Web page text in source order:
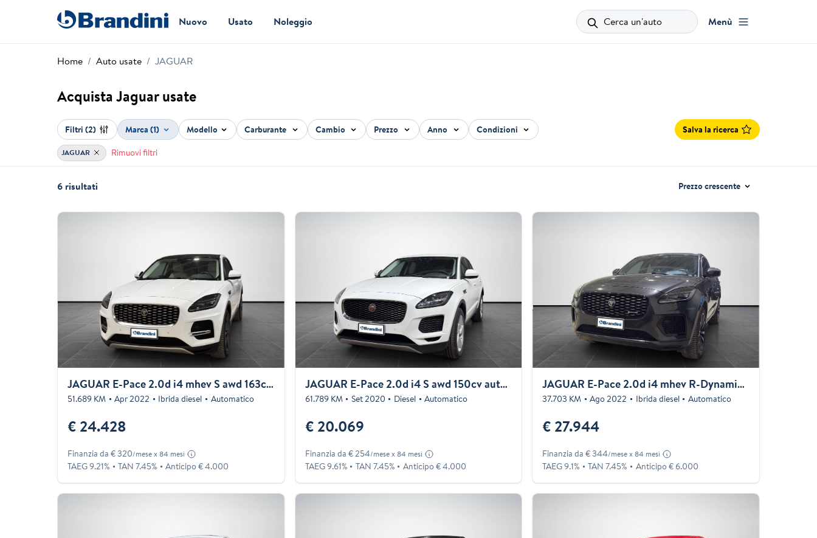
Nuovo Usato Noleggio Cerca un'auto Menù
Home Auto usate JAGUAR
Acquista Jaguar usate
Filtri(2) Marca (1) Modello Carburante Cambio Prezzo Anno Condizioni Salva la ricerca
JAGUAR Rimuovi filtri
6 risultati Prezzo crescente
JAGUAR E-Pace 2.0d i4 mhev S awd 163cv auto
51.689 KM Apr 2022 Ibrida diesel Automatico
€ 24.428
Finanzia da € 320/mese x 84 mesi
TAEG 9.21% TAN 7.45% Anticipo € 4.000
JAGUAR E-Pace 2.0d i4 S awd 150cv auto my19
61.789 KM Set 2020 Diesel Automatico
€ 20.069
Finanzia da € 254/mese x 84 mesi
TAEG 9.61% TAN 7.45% Anticipo € 4.000
JAGUAR E-Pace 2.0d i4 mhev R-Dynamic SE awd 163cv auto
37.703 KM Ago 2022 Ibrida diesel Automatico
€ 27.944
Finanzia da € 344/mese x 84 mesi
TAEG 9.1% TAN 7.45% Anticipo € 6.000